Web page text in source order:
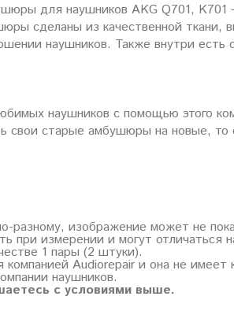
для наушников AKG Q701, K701
сделаны из качественной ткани,
наушников. Также внутри
наушников с помощью этого
свои старые амбушюры на новые,
разному, изображение может не
измерении и могут отличаться
1 пары (2 штуки).
Audiorepair и она не
наушников.
с условиями выше.